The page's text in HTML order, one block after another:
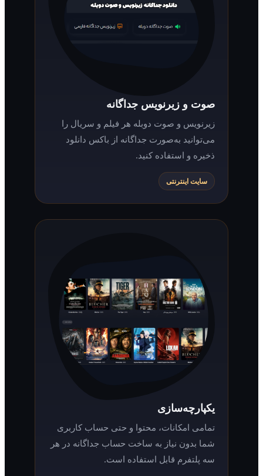
صوت و زیرنویس جداگانه
زیرنویس و صوت دوبله هر فیلم و سریال را
می‌توانید به‌صورت جداگانه از باکس دانلود
ذخیره و استفاده کنید.
سایت اینترنتی
یکپارچه‌سازی
تمامی امکانات، محتوا و حتی حساب کاربری
شما بدون نیاز به ساخت حساب جداگانه در هر
سه پلتفرم قابل استفاده است.